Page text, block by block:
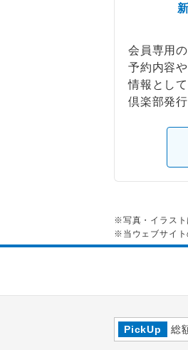
会員専用
予約内容
情報とし
倶楽部発
※写真・イラスト
※当ウェブサイト
PickUp 総